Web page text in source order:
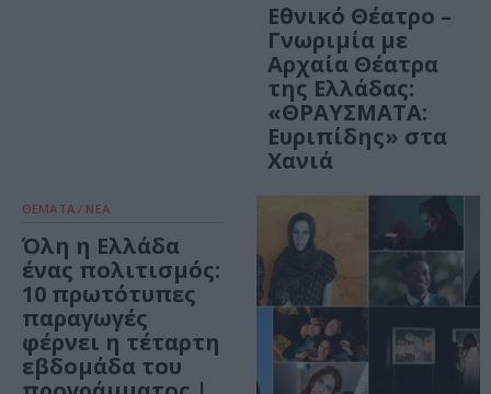
Εθνικό Θέατρο –
Γνωριμία με
Αρχαία Θέατρα
της Ελλάδας:
«ΘΡΑΥΣΜΑΤΑ:
Ευριπίδης» στα
Χανιά
ΘΕΜΑΤΑ / ΝΕΑ
Όλη η Ελλάδα
ένας πολιτισμός:
10 πρωτότυπες
παραγωγές
φέρνει η τέταρτη
εβδομάδα του